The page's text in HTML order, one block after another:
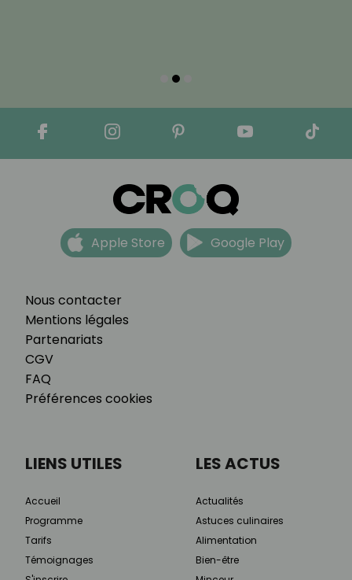
Nous contacter
Mentions légales
Partenariats
CGV
FAQ
Préférences cookies
Apple Store Google Play
LIENS UTILES
Accueil
Programme
Tarifs
Témoignages
LES ACTUS
Actualités
Astuces culinaires
Alimentation
Bien-être